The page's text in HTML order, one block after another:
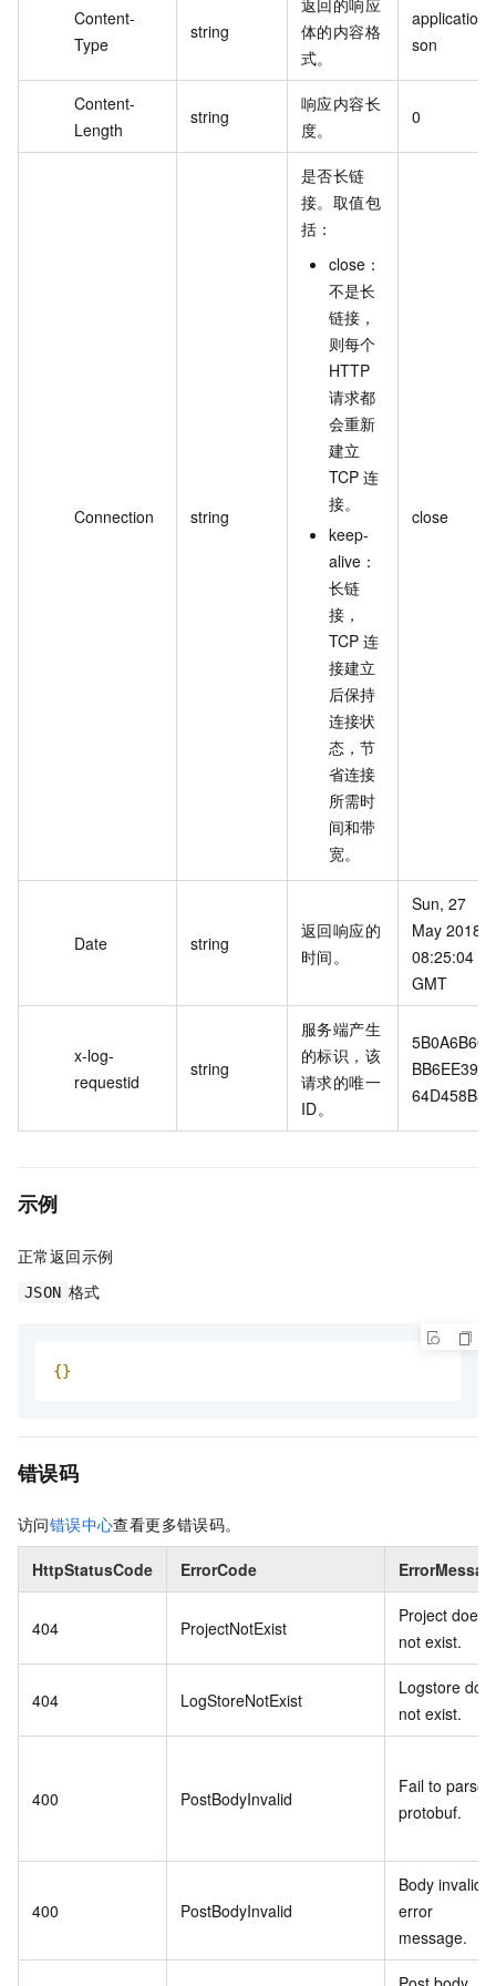
Content-
Type
string
返回的响应
体的内容格
式。
application/j
son
Content-
Length
string
响应内容长
度。
0
Connection string
是否长链
接。取值包
括：
close：
不是长
链接，
则每个
HTTP
请求都
会重新
建立
TCP 连
接。
keep-
alive：
长链
接，
TCP 连
接建立
后保持
连接状
态，节
省连接
所需时
间和带
宽。
close
Date string
返回响应的
时间。
Sun, 27
May 2018
08:25:04
GMT
x-log-
requestid
string
服务端产生
的标识，该
请求的唯一
ID。
5B0A6B60
BB6EE397
64D458B5
示例
正常返回示例
JSON 格式
{}
错误码
访问错误中心查看更多错误码。
HttpStatusCode ErrorCode
404 ProjectNotExist
Project does
not exist.
404 LogStoreNotExist
Logstore
not exist.
400 PostBodyInvalid
Fail to parse
protobuf.
400 PostBodyInvalid
Body invalid
error
message.